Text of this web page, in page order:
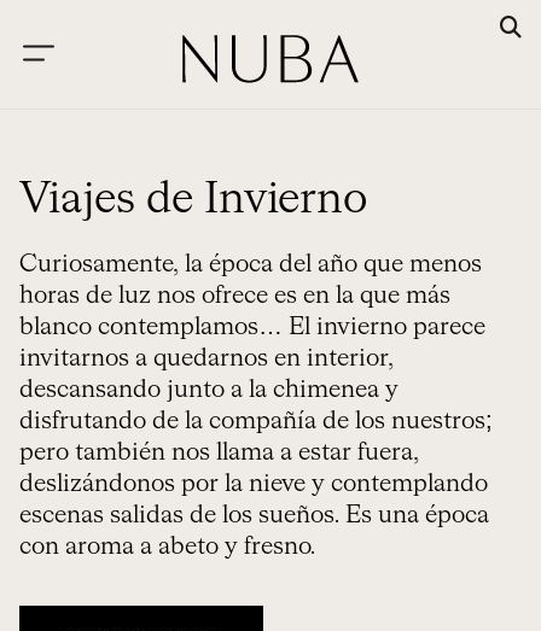
Viajes de Invierno
Curiosamente, la época del año que menos
horas de luz nos ofrece es en la que más
blanco contemplamos… El invierno parece
invitarnos a quedarnos en interior,
descansando junto a la chimenea y
disfrutando de la compañía de los nuestros;
pero también nos llama a estar fuera,
deslizándonos por la nieve y contemplando
escenas salidas de los sueños. Es una época
con aroma a abeto y fresno.